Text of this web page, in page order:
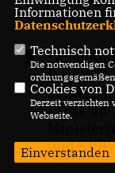
diskutiert
Kritik an
und KVBW
Informationen
Technisch
Die notwendigen
Cookies von
Derzeit verzichten
Webseite.
Einverstanden